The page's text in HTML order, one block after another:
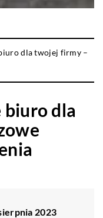
dla twojej firmy –
biuro dla
2023